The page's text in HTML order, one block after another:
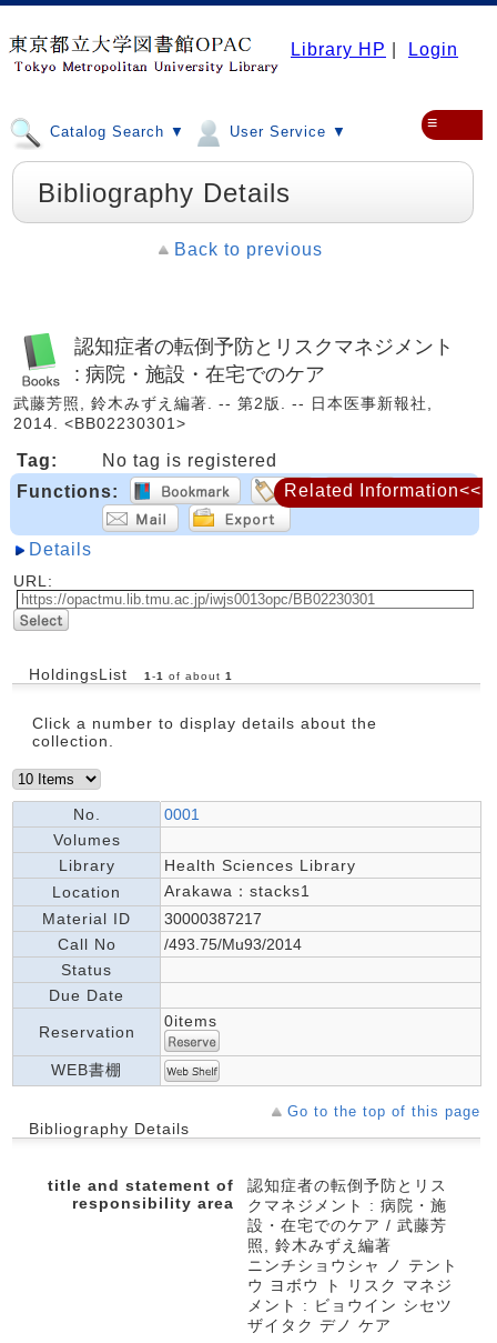
Library HP Login
Catalog Search ▼ User Service ▼ ≡
Bibliography Details
Back to previous
認知症者の転倒予防とリスクマネジメント
: 病院・施設・在宅でのケア
武藤芳照, 鈴木みずえ編著. -- 第2版. -- 日本医事新報社,
2014. <BB02230301>
Tag:
No tag is registered
Functions:
Details
URL:
HoldingsList 1 -1 of about 1
Click a number to display details about the
collection.
No.
0001
Volumes
Library
Health Sciences Library
Location
Arakawa：stacks1
Material ID
30000387217
Call No
/493.75/Mu93/2014
Status
Due Date
Reservation
0items
WEB書棚
Go to the top of this page
Bibliography Details
title and statement of
responsibility area
認知症者の転倒予防とリス
クマネジメント : 病院・施
設・在宅でのケア / 武藤芳
照, 鈴木みずえ編著
ニンチショウシャ ノ テント
ウ ヨボウ ト リスク マネジ
メント : ビョウイン シセツ
ザイタク デノ ケア
Related Information<<